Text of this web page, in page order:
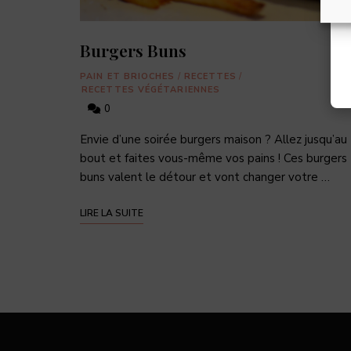
Burgers Buns
PAIN ET BRIOCHES / RECETTES /
RECETTES VÉGÉTARIENNES
0
Envie d’une soirée burgers maison ? Allez jusqu’au
bout et faites vous-même vos pains ! Ces burgers
buns valent le détour et vont changer votre …
LIRE LA SUITE